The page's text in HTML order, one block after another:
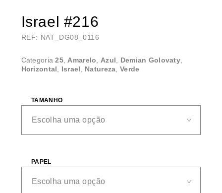
Israel #216
REF: NAT_DG08_0116
Categoria25, Amarelo Azul Demian Golovaty,
Horizontal
Israel Natureza Verde
TAMANHO
PAPEL